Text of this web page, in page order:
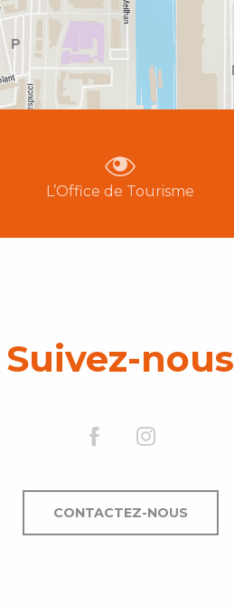
L’Office de Tourisme
Suivez-nous
CONTACTEZ-NOUS